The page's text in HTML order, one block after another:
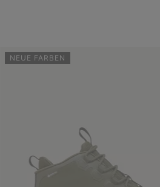
NEUE FARBEN